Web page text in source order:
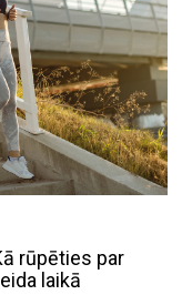
rūpēties par
laikā